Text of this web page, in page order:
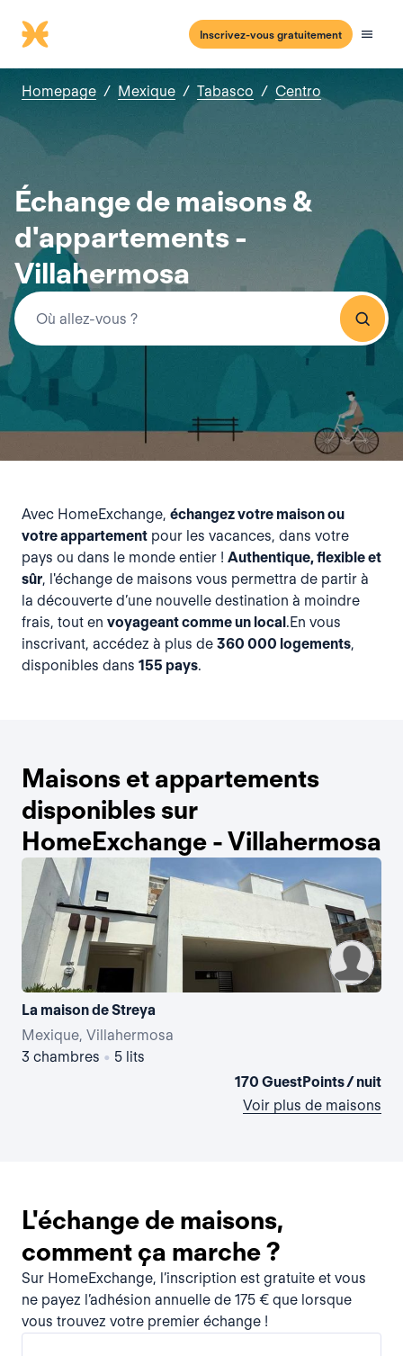
Inscrivez-vous gratuitement
Homepage / Mexique / Tabasco / Centro
Échange de maisons &
d'appartements -
Villahermosa
Avec HomeExchange, échangez votre maison ou
votre appartement pour les vacances, dans votre
pays ou dans le monde entier ! Authentique, flexible et
sûr, l'échange de maisons vous permettra de partir à
la découverte d’une nouvelle destination à moindre
frais, tout en voyageant comme un local.En vous
inscrivant, accédez à plus de 360 000 logements,
disponibles dans 155 pays.
Maisons et appartements
disponibles sur
HomeExchange - Villahermosa
La maison de Streya
Mexique, Villahermosa
3 chambres • 5 lits
170 GuestPoints / nuit
Voir plus de maisons
L'échange de maisons,
comment ça marche ?
Sur HomeExchange, l’inscription est gratuite et vous
ne payez l’adhésion annuelle de 175 € que lorsque
vous trouvez votre premier échange !